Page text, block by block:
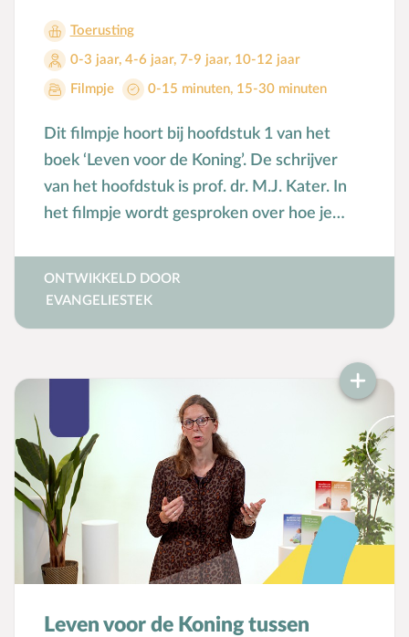
Toerusting
0-3 jaar, 4-6 jaar, 7-9 jaar, 10-12 jaar
Filmpje 0-15 minuten, 15-30 minuten
Dit filmpje hoort bij hoofdstuk 1 van het
boek ‘Leven voor de Koning’. De schrijver
van het hoofdstuk is prof. dr. M.J. Kater. In
het filmpje wordt gesproken over hoe je
ONTWIKKELD DOOR
EVANGELIESTEK
Leven voor de Koning tussen